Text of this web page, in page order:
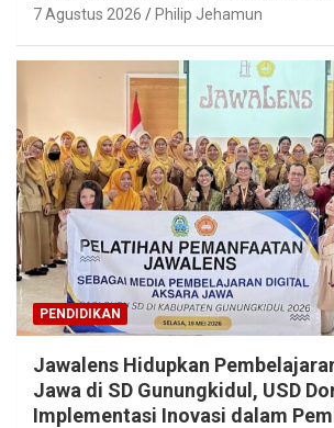
7 Agustus 2026 Philip Jehamun
PENDIDIKAN
Jawalens Hidupkan
Jawa di SD Gunungkidul, USD
Implementasi Inovasi dalam